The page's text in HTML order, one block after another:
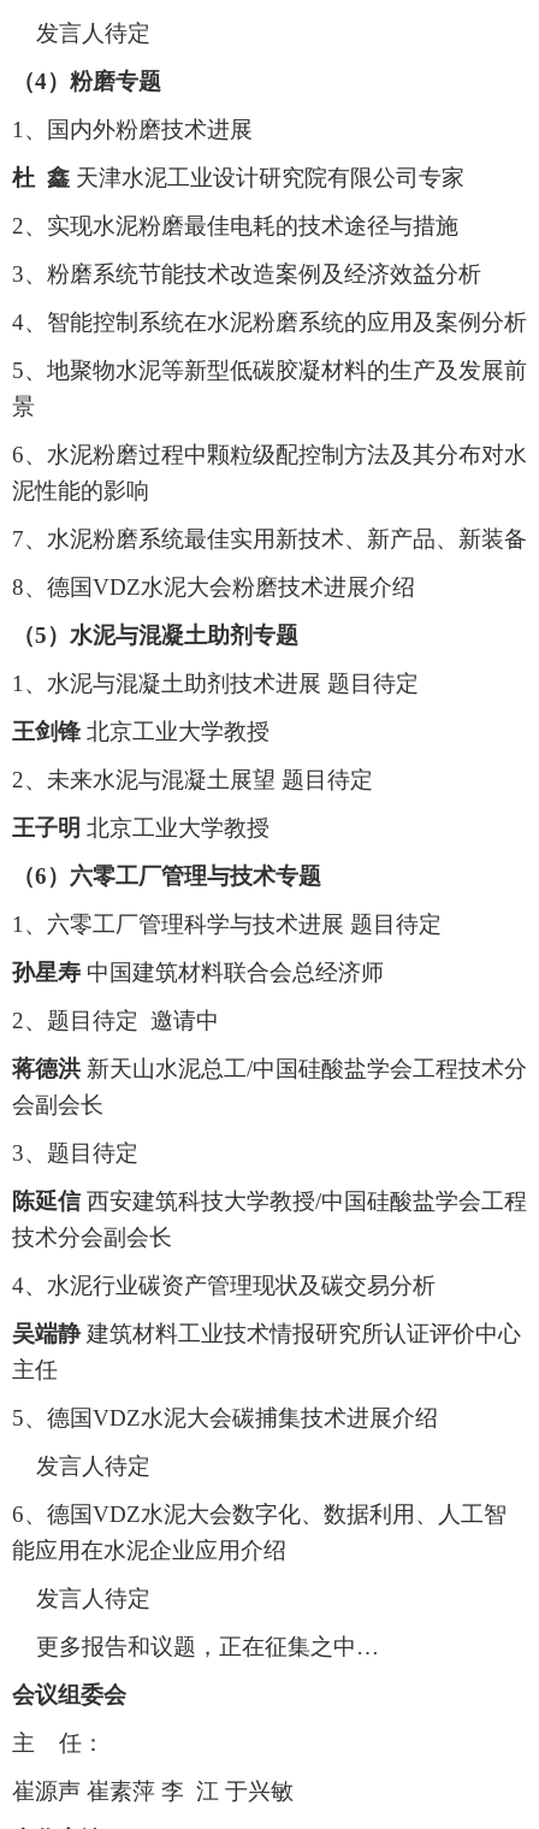
发言人待定
（4）粉磨专题
1、国内外粉磨技术进展
杜 鑫 天津水泥工业设计研究院有限公司专家
2、实现水泥粉磨最佳电耗的技术途径与措施
3、粉磨系统节能技术改造案例及经济效益分析
4、智能控制系统在水泥粉磨系统的应用及案例分析
5、地聚物水泥等新型低碳胶凝材料的生产及发展前
景
6、水泥粉磨过程中颗粒级配控制方法及其分布对水
泥性能的影响
7、水泥粉磨系统最佳实用新技术、新产品、新装备
8、德国VDZ水泥大会粉磨技术进展介绍
（5）水泥与混凝土助剂专题
1、水泥与混凝土助剂技术进展 题目待定
王剑锋 北京工业大学教授
2、未来水泥与混凝土展望 题目待定
王子明 北京工业大学教授
（6）六零工厂管理与技术专题
1、六零工厂管理科学与技术进展 题目待定
孙星寿 中国建筑材料联合会总经济师
2、题目待定 邀请中
蒋德洪 新天山水泥总工/中国硅酸盐学会工程技术分
会副会长
3、题目待定
陈延信西安建筑科技大学教授/中国硅酸盐学会工程
技术分会副会长
4、水泥行业碳资产管理现状及碳交易分析
吴端静建筑材料工业技术情报研究所认证评价中心
主任
5、德国VDZ水泥大会碳捕集技术进展介绍
发言人待定
6、德国VDZ水泥大会数字化、数据利用、人工智
能应用在水泥企业应用介绍
发言人待定
更多报告和议题，正在征集之中…
会议组委会
主 任：
崔源声 崔素萍 李 江 于兴敏